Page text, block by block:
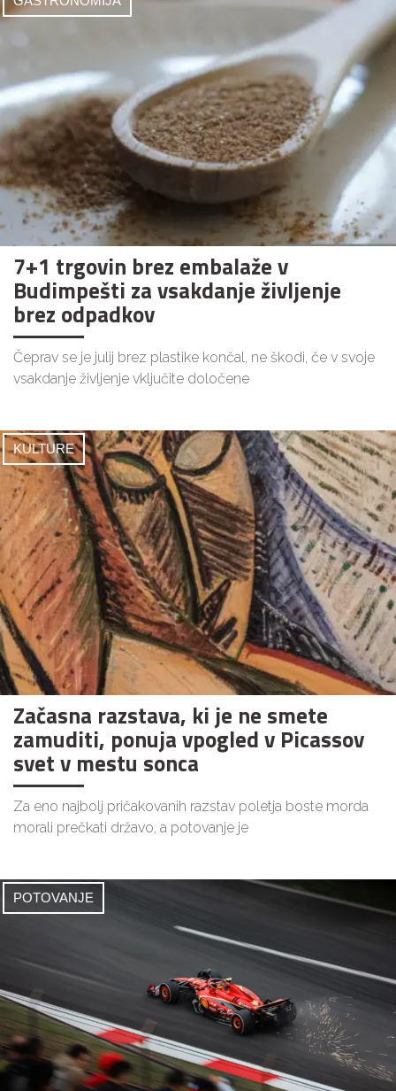
7+1 trgovin brez embalaže v
Budimpešti za vsakdanje življenje
brez odpadkov
Čeprav se je julij brez plastike končal, ne škodi, če v svoje
vsakdanje življenje vključite določene
KULTURE
Začasna razstava, ki je ne smete
zamuditi, ponuja vpogled v Picassov
svet v mestu sonca
Za eno najbolj pričakovanih razstav poletja boste morda
morali prečkati državo, a potovanje je
POTOVANJE